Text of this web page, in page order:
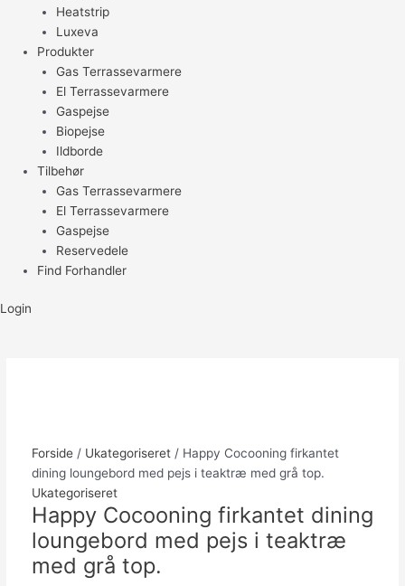
Heatstrip
Luxeva
Produkter
Gas Terrassevarmere
El Terrassevarmere
Gaspejse
Biopejse
Ildborde
Tilbehør
Gas Terrassevarmere
El Terrassevarmere
Gaspejse
Reservedele
Find Forhandler
Login
Forside/ Ukategoriseret/ Happy Cocooning firkantet
dining loungebord med pejs i teaktræ med grå top.
Ukategoriseret
Happy Cocooning firkantet dining
loungebord med pejs i teaktræ
med grå top.